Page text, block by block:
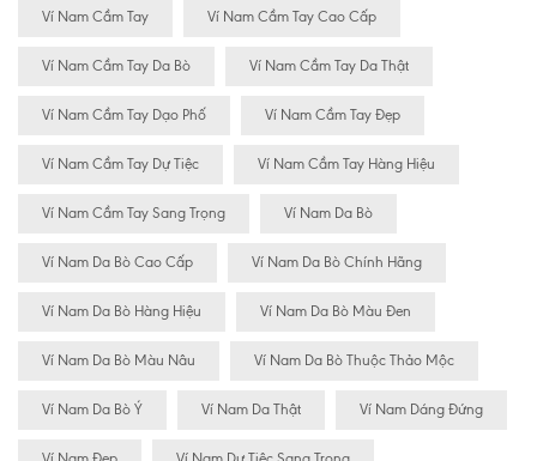
Ví Nam Cầm Tay Ví Nam Cầm Tay Cao Cấp
Ví Nam Cầm Tay Da Bò Ví Nam Cầm Tay Da Thật
Ví Nam Cầm Tay Dạo Phố Ví Nam Cầm Tay Đẹp
Ví Nam Cầm Tay Dự Tiệc Ví Nam Cầm Tay Hàng Hiệu
Ví Nam Cầm Tay Sang Trọng Ví Nam Da Bò
Ví Nam Da Bò Cao Cấp Ví Nam Da Bò Chính Hãng
Ví Nam Da Bò Hàng Hiệu Ví Nam Da Bò Màu Đen
Ví Nam Da Bò Màu Nâu Ví Nam Da Bò Thuộc Thảo Mộc
Ví Nam Da Bò Ý Ví Nam Da Thật Ví Nam Dáng Đứng